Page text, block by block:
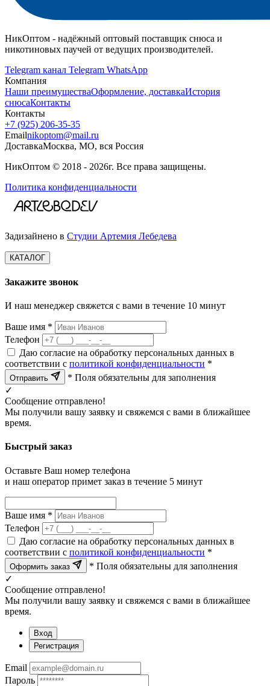
НикОптом - надёжный оптовый поставщик снюса и
никотиновых паучей от ведущих производителей.
Telegram канал Telegram WhatsApp
Компания
Наши преимуществаОформление, доставкаИстория
снюсаКонтакты
Контакты
+7 (925) 206‑35‑35
Emailnikoptom@mail.ru
ДоставкаМосква, МО, вся Россия
НикОптом © 2018 - 2026г. Все права защищены.
Политика конфиденциальности
Задизайнено в Студии Артемия Лебедева
КАТАЛОГ
Закажите звонок
И наш менеджер свяжется с вами в течение 10 минут
Ваше имя *
Телефон
Даю согласие на обработку персональных данных в
соответствии с политикой конфиденциальности *
Отправить
* Поля обязательны для заполнения
✓
Сообщение отправлено!
Мы получили вашу заявку и свяжемся с вами в ближайшее
время.
Быстрый заказ
Оставьте Ваш номер телефона
и наш оператор примет заказ в течение 5 минут
Ваше имя *
Телефон
Даю согласие на обработку персональных данных в
соответствии с политикой конфиденциальности *
Оформить заказ
* Поля обязательны для заполнения
✓
Сообщение отправлено!
Мы получили вашу заявку и свяжемся с вами в ближайшее
время.
Вход
Регистрация
Email
Пароль